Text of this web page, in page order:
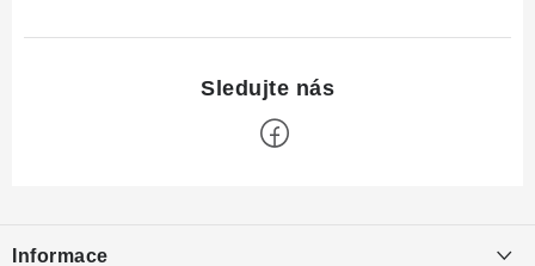
Informace